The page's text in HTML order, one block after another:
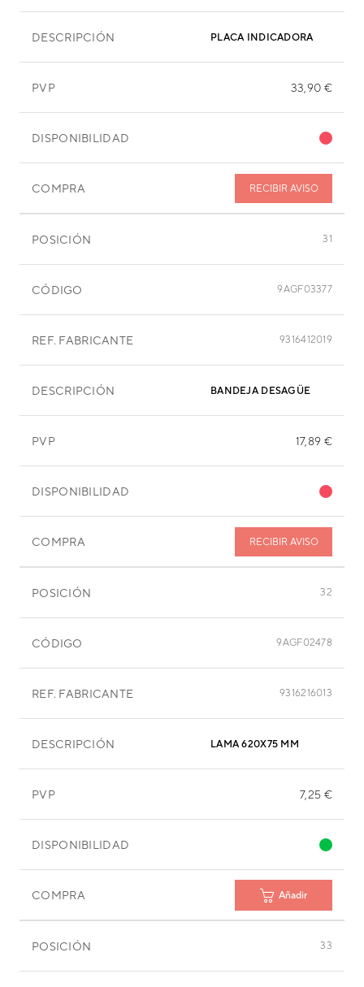
DESCRIPCIÓN PLACA INDICADORA
PVP 33,90 €
DISPONIBILIDAD
COMPRA RECIBIR AVISO
POSICIÓN 31
CÓDIGO 9AGF03377
REF. FABRICANTE 9316412019
DESCRIPCIÓN BANDEJA DESAGÜE
PVP 17,89 €
DISPONIBILIDAD
COMPRA RECIBIR AVISO
POSICIÓN 32
CÓDIGO 9AGF02478
REF. FABRICANTE 9316216013
DESCRIPCIÓN LAMA 620X75 MM
PVP 7,25 €
DISPONIBILIDAD
COMPRA Añadir
POSICIÓN 33